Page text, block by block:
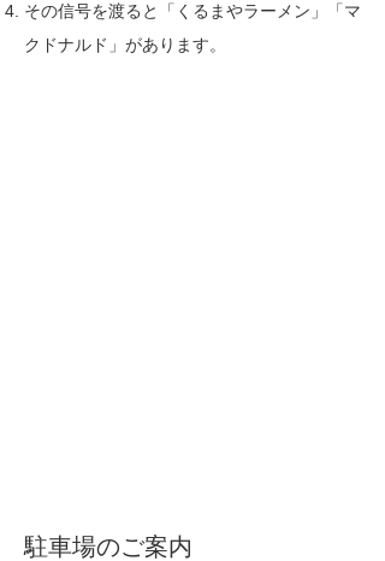
その信号を渡ると「くるまやラーメン」「マ
クドナルド」があります。
駐車場のご案内